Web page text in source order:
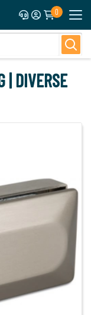
0
| DIVERSE